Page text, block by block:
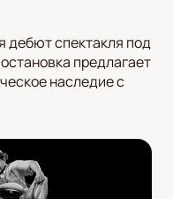
дебют спектакля под
предлагает
наследие с